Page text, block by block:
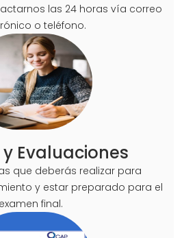
las 24 horas vía correo
o teléfono.
Evaluaciones
que deberás realizar para
y estar preparado para el
examen final.